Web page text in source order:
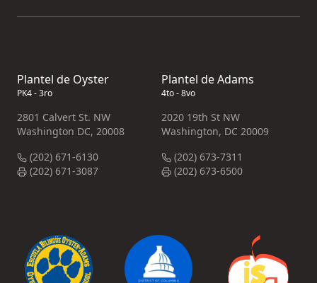
Plantel de Oyster
PK4 - 3ro
2801 Calvert St. NW
Washington DC, 20008
(202) 671-6130
(202) 671-3087
Plantel de Adams
4to - 8vo
2020 19th St NW
Washington, DC 20009
(202) 673-7311
(202) 673-6500